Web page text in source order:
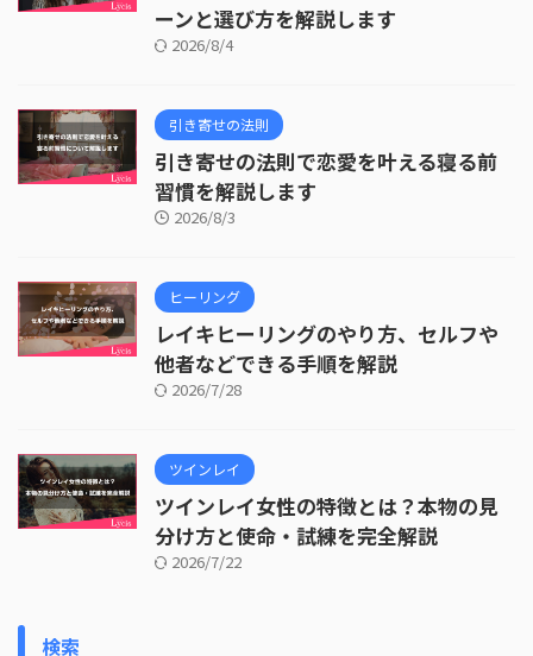
ーンと選び方を解説します
2026/8/4
引き寄せの法則
引き寄せの法則で恋愛を叶える寝る前
習慣を解説します
2026/8/3
ヒーリング
レイキヒーリングのやり方、セルフや
他者などできる手順を解説
2026/7/28
ツインレイ
ツインレイ女性の特徴とは？本物の見
分け方と使命・試練を完全解説
2026/7/22
検索